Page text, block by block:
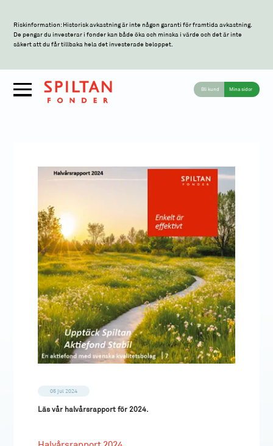
Riskinformation: Historisk avkastning är inte någon garanti för framtida avkastning.
De pengar du investerar i fonder kan både öka och minska i värde och det är inte
säkert att du får tillbaka hela det investerade beloppet.
Bli kund Mina sidor
05 jul 2024
Läs vår halvårsrapport för 2024.